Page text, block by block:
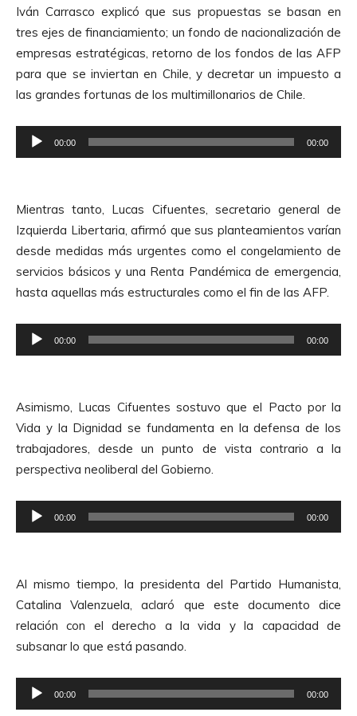
A
u
d
i
o
o
d
u
c
t
o
A
u
d
i
o
Iván Carrasco explicó que sus propuestas se basan en
tres ejes de financiamiento; un fondo de nacionalización de
empresas estratégicas, retorno de los fondos de las AFP
para que se inviertan en Chile, y decretar un impuesto a
las grandes fortunas de los multimillonarios de Chile.
e
o
d
u
c
t
o
A
u
d
i
00:00 00:00
Mientras tanto, Lucas Cifuentes, secretario general de
Izquierda Libertaria, afirmó que sus planteamientos varían
desde medidas más urgentes como el congelamiento de
servicios básicos y una Renta Pandémica de emergencia,
hasta aquellas más estructurales como el fin de las AFP.
e
o
d
u
c
t
e
A
u
d
00:00 00:00
Asimismo, Lucas Cifuentes sostuvo que el Pacto por la
Vida y la Dignidad se fundamenta en la defensa de los
trabajadores, desde un punto de vista contrario a la
perspectiva neoliberal del Gobierno.
e
o
d
u
c
t
00:00 00:00
Al mismo tiempo, la presidenta del Partido Humanista,
Catalina Valenzuela, aclaró que este documento dice
relación con el derecho a la vida y la capacidad de
subsanar lo que está pasando.
e
00:00 00:00